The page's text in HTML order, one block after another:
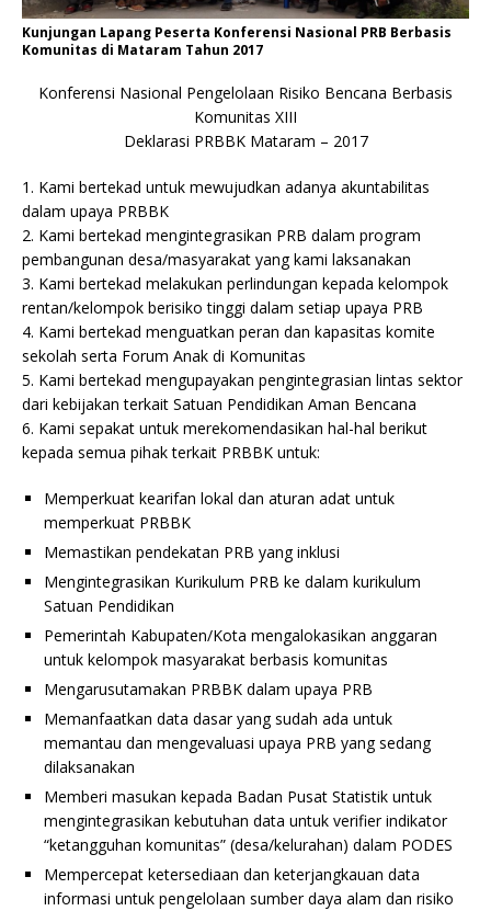
Kunjungan Lapang Peserta Konferensi Nasional PRB Berbasis
Komunitas di Mataram Tahun 2017
Konferensi Nasional Pengelolaan Risiko Bencana Berbasis
Komunitas XIII
Deklarasi PRBBK Mataram – 2017
1. Kami bertekad untuk mewujudkan adanya akuntabilitas
dalam upaya PRBBK
2. Kami bertekad mengintegrasikan PRB dalam program
pembangunan desa/masyarakat yang kami laksanakan
3. Kami bertekad melakukan perlindungan kepada kelompok
rentan/kelompok berisiko tinggi dalam setiap upaya PRB
4. Kami bertekad menguatkan peran dan kapasitas komite
sekolah serta Forum Anak di Komunitas
5. Kami bertekad mengupayakan pengintegrasian lintas sektor
dari kebijakan terkait Satuan Pendidikan Aman Bencana
6. Kami sepakat untuk merekomendasikan hal-hal berikut
kepada semua pihak terkait PRBBK untuk:
Memperkuat kearifan lokal dan aturan adat untuk
memperkuat PRBBK
Memastikan pendekatan PRB yang inklusi
Mengintegrasikan Kurikulum PRB ke dalam kurikulum
Satuan Pendidikan
Pemerintah Kabupaten/Kota mengalokasikan anggaran
untuk kelompok masyarakat berbasis komunitas
Mengarusutamakan PRBBK dalam upaya PRB
Memanfaatkan data dasar yang sudah ada untuk
memantau dan mengevaluasi upaya PRB yang sedang
dilaksanakan
Memberi masukan kepada Badan Pusat Statistik untuk
mengintegrasikan kebutuhan data untuk verifier indikator
“ketangguhan komunitas” (desa/kelurahan) dalam PODES
Mempercepat ketersediaan dan keterjangkauan data
informasi untuk pengelolaan sumber daya alam dan risiko